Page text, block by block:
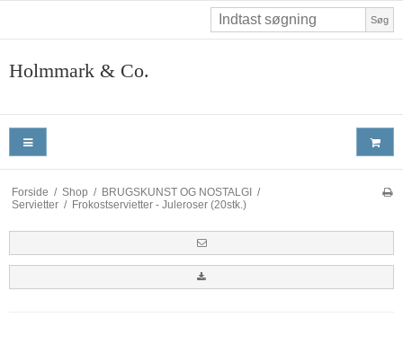
Søg
Holmmark & Co.
Forside / Shop / BRUGSKUNST OG NOSTALGI /
Servietter / Frokostservietter - Juleroser (20stk.)